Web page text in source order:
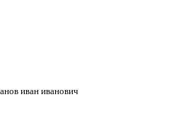
иван иванович